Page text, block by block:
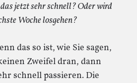
jetzt sehr schnell? Oder wird
Woche losgehen?
das so ist, wie Sie sagen,
Zweifel dran, dann
schnell passieren. Die